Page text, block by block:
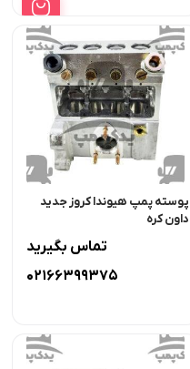
پوسته پمپ هیوندا کروز جدید
داون کره
تماس بگیرید
02166399375